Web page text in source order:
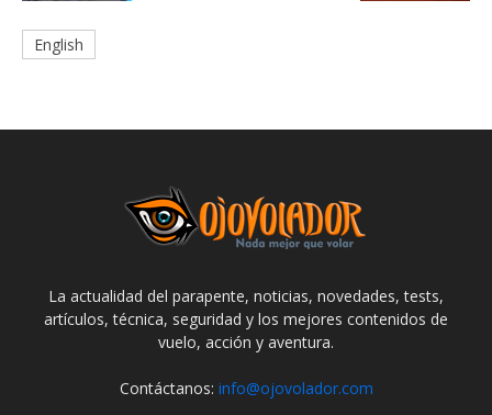
English
La actualidad del parapente, noticias, novedades, tests,
artículos, técnica, seguridad y los mejores contenidos de
vuelo, acción y aventura.
Contáctanos: info@ojovolador.com